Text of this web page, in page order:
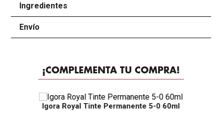
Ingredientes
Envío
¡COMPLEMENTA TU COMPRA!
Igora Royal Tinte Permanente 5-0 60ml